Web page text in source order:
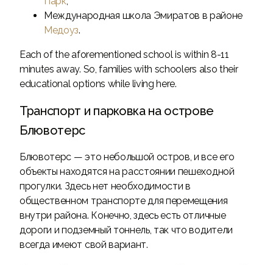
Международная школа Эмиратов в районе
Медоуз.
Each of the aforementioned school is within 8-11
minutes away. So, families with schoolers also their
educational options while living here.
Транспорт и парковка на острове
Блювотерс
Блювотерс — это небольшой остров, и все его
объекты находятся на расстоянии пешеходной
прогулки. Здесь нет необходимости в
общественном транспорте для перемещения
внутри района. Конечно, здесь есть отличные
дороги и подземный тоннель, так что водители
всегда имеют свой вариант.